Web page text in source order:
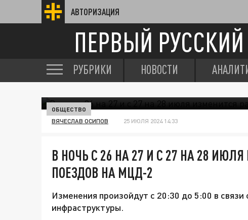
АВТОРИЗАЦИЯ
ПЕРВЫЙ РУССКИЙ
РУБРИКИ НОВОСТИ
ОБЩЕСТВО
ВЯЧЕСЛАВ ОСИПОВ 25 ИЮЛЯ 2024 14:33
В НОЧЬ С 26 НА 27 И С 27 НА 28
ПОЕЗДОВ НА МЦД-2
Изменения произойдут с 20:30 до 5:00 в
инфраструктуры.